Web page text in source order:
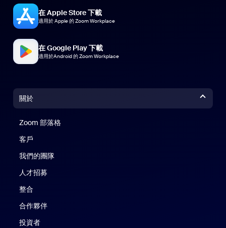
在 Apple Store 下載
適用於 Apple 的 Zoom Workplace
在 Google Play 下載
適用於Android 的 Zoom Workplace
關於
Zoom 部落格
客戶
我們的團隊
人才招募
整合
合作夥伴
投資者